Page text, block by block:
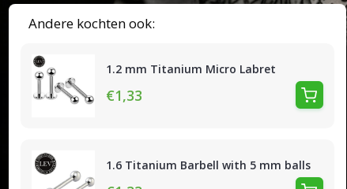
Andere kochten ook:
1.2 mm Titanium Micro Labret
€1,33
1.6 Titanium Barbell with 5 mm balls